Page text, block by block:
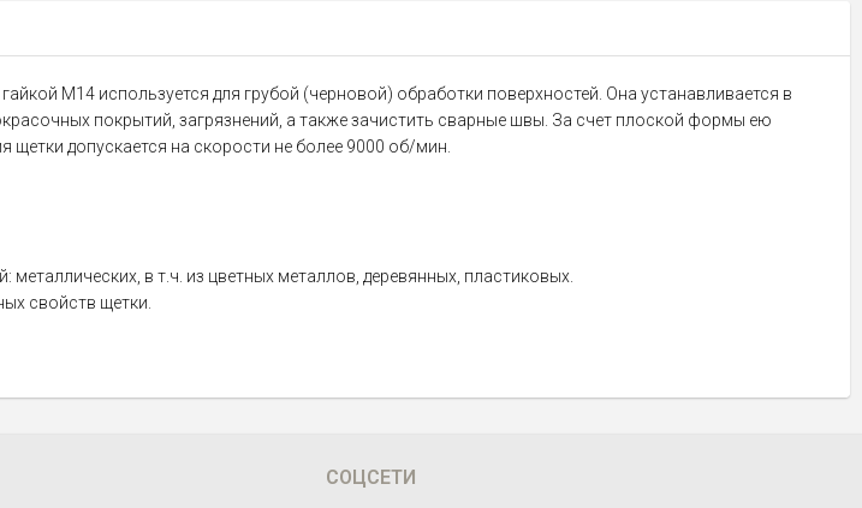
М14 используется для грубой (черновой) обработки поверхностей. Она устанавливается в
покрытий, загрязнений, а также зачистить сварные швы. За счет плоской формы ею
щетки допускается на скорости не более 9000 об/мин.
в т.ч. из цветных металлов, деревянных, пластиковых.
свойств щетки.
СОЦСЕТИ